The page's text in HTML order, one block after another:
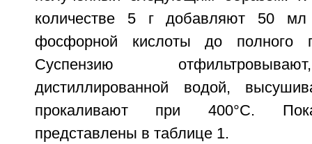
количестве 5 г добавляют 50
фосфорной кислоты до полного
Суспензию
дистиллированной водой,
прокаливают при 400°С.
представлены в таблице 1.